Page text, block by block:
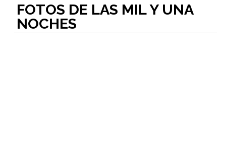
FOTOS DE LAS MIL Y UNA
NOCHES